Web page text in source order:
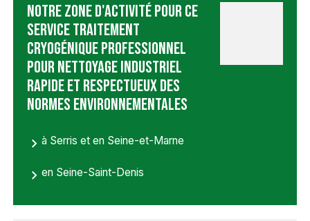
Notre zone d'activité pour ce
service Traitement
cryogénique professionnel
pour nettoyage industriel
rapide et respectueux des
normes environnementales
à Serris et en Seine-et-Marne
en Seine-Saint-Denis